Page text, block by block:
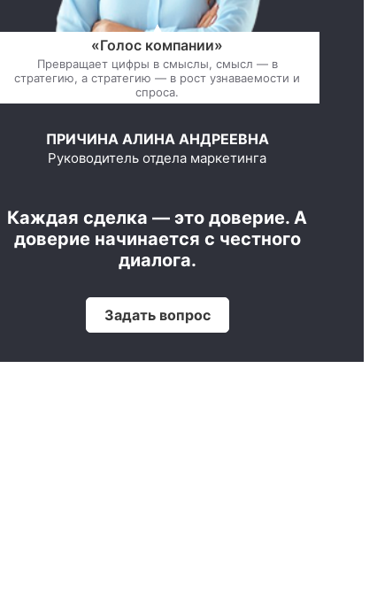
«Голос компании»
Превращает цифры в смыслы, смысл — в
стратегию, а стратегию — в рост узнаваемости и
спроса.
ПРИЧИНА АЛИНА АНДРЕЕВНА
Руководитель отдела маркетинга
Каждая сделка — это доверие. А
доверие начинается с честного
диалога.
Задать вопрос